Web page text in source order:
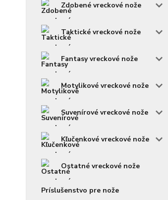
Zdobené vreckové nože
Taktické vreckové nože
Fantasy vreckové nože
Motylikové vreckové nože
Suvenírové vreckové nože
Kľučenkové vreckové nože
Ostatné vreckové nože
Príslušenstvo pre nože